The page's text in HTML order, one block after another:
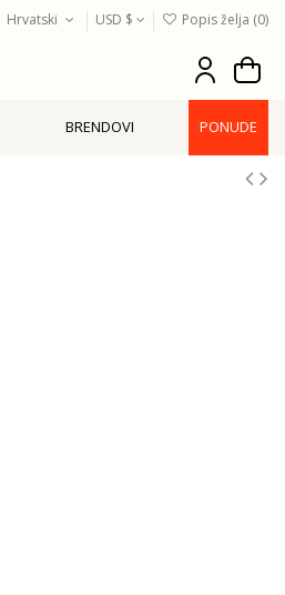
Hrvatski USD $ Popis želja (0)
BRENDOVI PONUDE